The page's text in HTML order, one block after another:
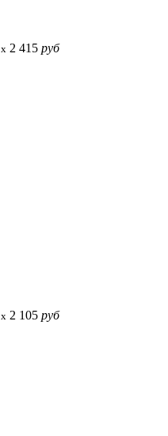
x 2 415 руб
x 2 105 руб